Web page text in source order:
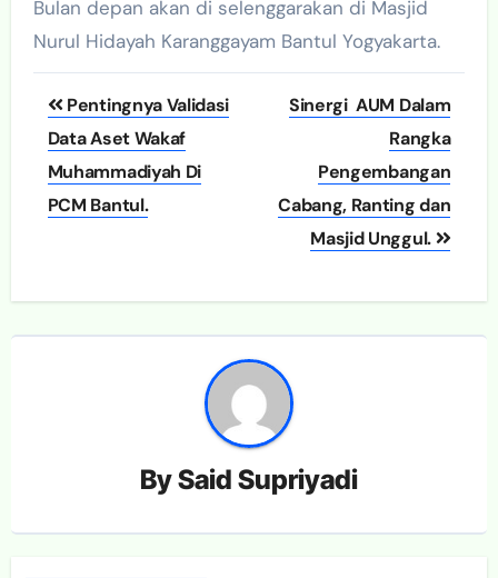
Bulan depan akan di selenggarakan di Masjid
Nurul Hidayah Karanggayam Bantul Yogyakarta.
Post
navigation
Pentingnya Validasi
Data Aset Wakaf
Muhammadiyah Di
PCM Bantul.
Sinergi AUM Dalam
Rangka
Pengembangan
Cabang, Ranting dan
Masjid Unggul.
BySaid Supriyadi